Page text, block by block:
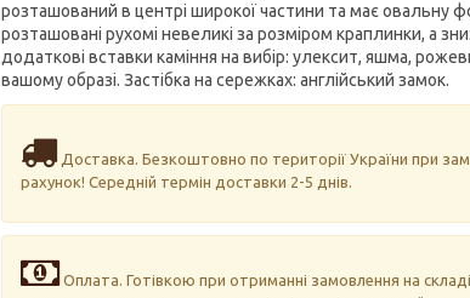
розташований в центрі широкої частини та має овальну
розташовані рухомі невеликі за розміром краплинки, а
додаткові вставки каміння на вибір: улексит, яшма,
вашому образі. Застібка на сережках: англійський замок.
Доставка. Безкоштовно по території України при
рахунок! Середній термін доставки 2-5 днів.
Оплата. Готівкою при отриманні замовлення на